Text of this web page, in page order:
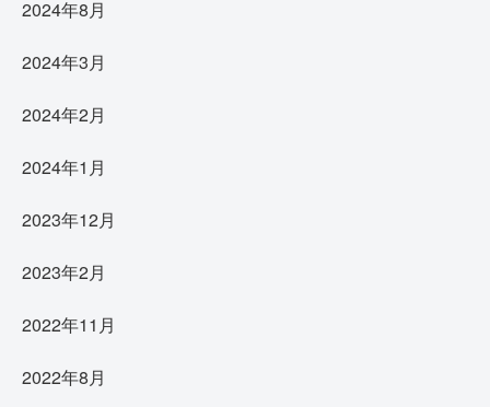
2024年8月
2024年3月
2024年2月
2024年1月
2023年12月
2023年2月
2022年11月
2022年8月